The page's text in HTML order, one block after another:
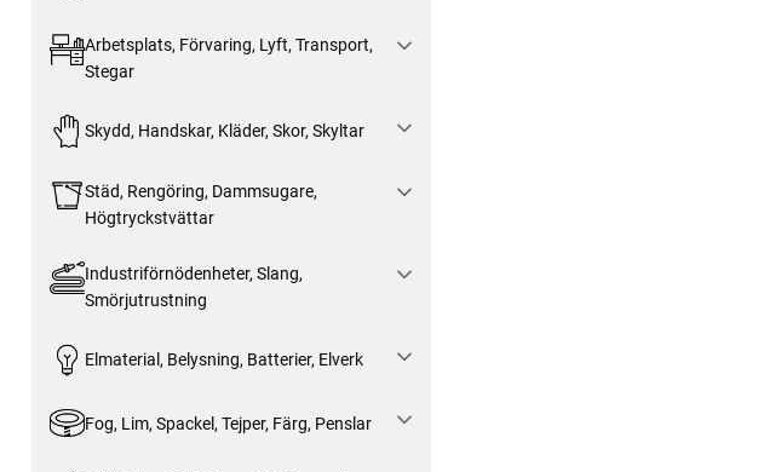
Arbetsplats, Förvaring, Lyft, Transport,
Stegar
Skydd, Handskar, Kläder, Skor, Skyltar
Städ, Rengöring, Dammsugare,
Högtryckstvättar
Industriförnödenheter, Slang,
Smörjutrustning
Elmaterial, Belysning, Batterier, Elverk
Fog, Lim, Spackel, Tejper, Färg, Penslar